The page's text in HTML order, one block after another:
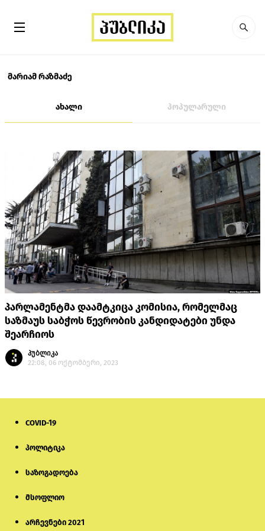
მარიამ რაზმაძე
ახალი პოპულარული
პარლამენტმა დაამტკიცა კომისია, რომელმაც
საზმაუს საბჭოს წევრობის კანდიდატები უნდა
შეარჩიოს
პუბლიკა
22:08, 06 ოქტომბერი, 2023
COVID-19
პოლიტიკა
საზოგადოება
მსოფლიო
არჩევნები 2021